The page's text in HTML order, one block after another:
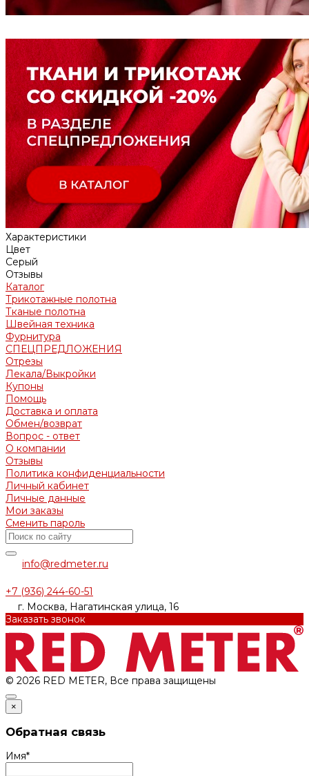
Характеристики
Цвет
Серый
Отзывы
Каталог
Трикотажные полотна
Тканые полотна
Швейная техника
Фурнитура
СПЕЦПРЕДЛОЖЕНИЯ
Отрезы
Лекала/Выкройки
Купоны
Помощь
Доставка и оплата
Обмен/возврат
Вопрос - ответ
О компании
Отзывы
Политика конфиденциальности
Личный кабинет
Личные данные
Мои заказы
Сменить пароль
info@redmeter.ru
+7 (936) 244-60-51
г. Москва, Нагатинская улица, 16
Заказать звонок
© 2026 RED METER, Все права защищены
×
Обратная связь
Имя*